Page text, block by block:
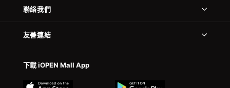
聯絡我們
友善連結
下載 iOPEN Mall App